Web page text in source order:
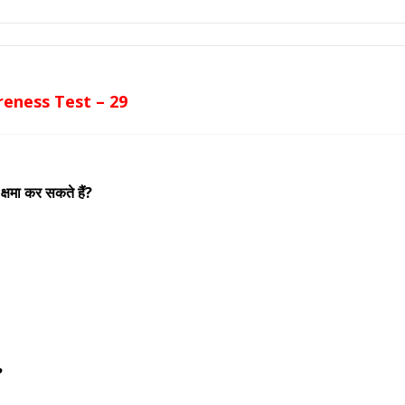
Test – 29
कर सकते हैं?